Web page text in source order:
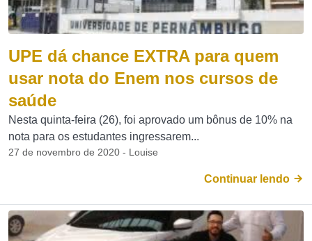
UPE dá chance EXTRA para quem
usar nota do Enem nos cursos de
saúde
Nesta quinta-feira (26), foi aprovado um bônus de 10% na
nota para os estudantes ingressarem...
27 de novembro de 2020 - Louise
Continuar lendo